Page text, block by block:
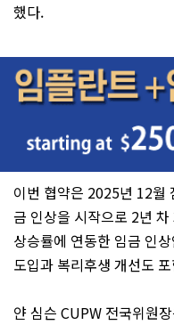
했다.
이번 협약은 2025년 12월
금 인상을 시작으로 2년
상승률에 연동한 임금 인
도입과 복리후생 개선도
얀 심슨 CUPW 전국위원